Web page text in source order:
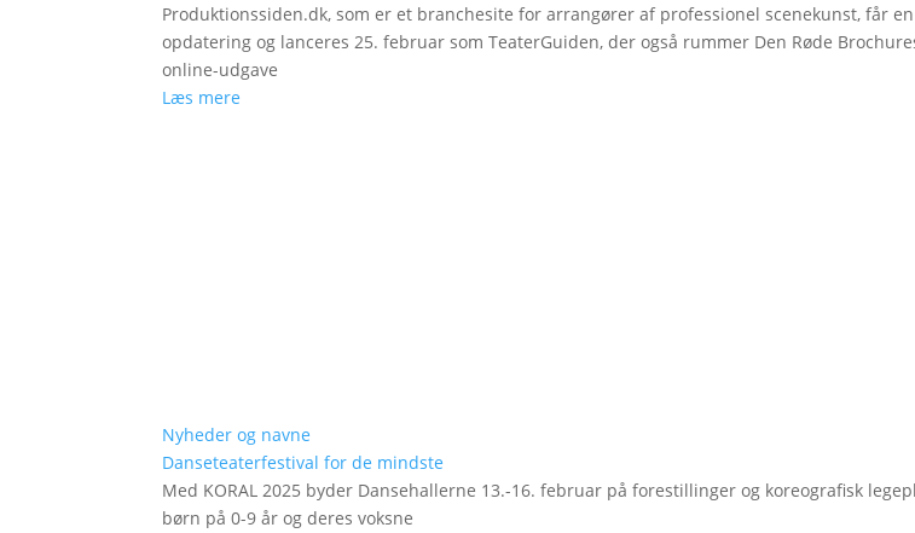
Produktionssiden.dk, som er et branchesite for arrangører af professionel scenekunst, får
opdatering og lanceres 25. februar som TeaterGuiden, der også rummer Den Røde
online-udgave
Læs mere
Nyheder og navne
Danseteaterfestival for de mindste
Med KORAL 2025 byder Dansehallerne 13.-16. februar på forestillinger og koreografisk
børn på 0-9 år og deres voksne